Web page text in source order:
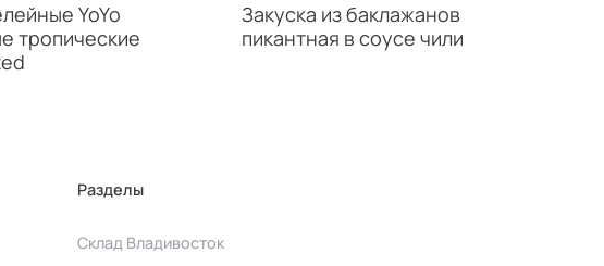
YoYo
тропические
Закуска из баклажанов
пикантная в соусе чили
Разделы
Склад Владивосток